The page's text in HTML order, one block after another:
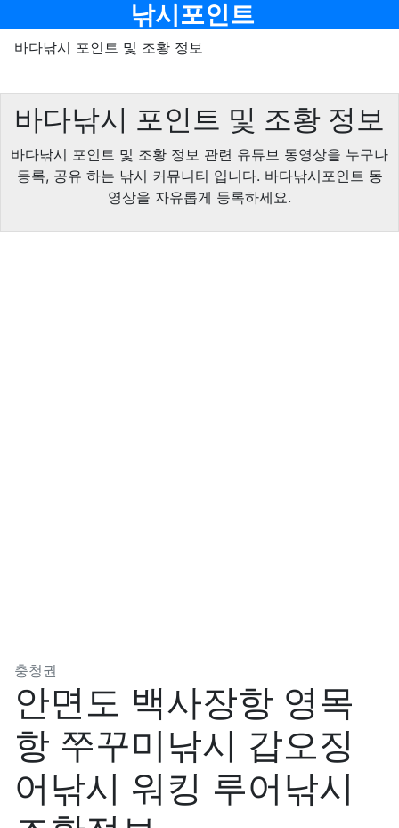
낚시포인트
바다낚시 포인트 및 조황 정보
바다낚시 포인트 및 조황 정보
바다낚시 포인트 및 조황 정보 관련 유튜브 동영상을 누구나
등록, 공유 하는 낚시 커뮤니티 입니다. 바다낚시포인트 동
영상을 자유롭게 등록하세요.
충청권
안면도 백사장항 영목
항 쭈꾸미낚시 갑오징
어낚시 워킹 루어낚시